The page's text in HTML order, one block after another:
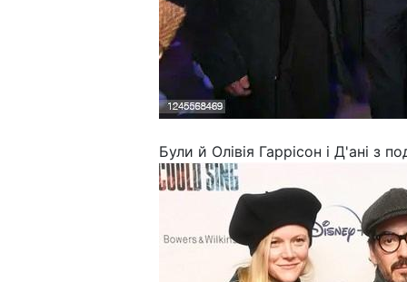
Були й Олівія Гаррісон і Д'ані з